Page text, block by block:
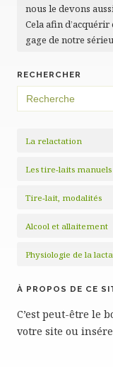
nous le devons
Cela afin
gage de notre
RECHERCHER
Search
for:
La relactation
Les tire-laits manuels
Tire-lait, modalités
Alcool et allaitement
Physiologie de la
À PROPOS DE CE
C’est peut-être le
votre site ou